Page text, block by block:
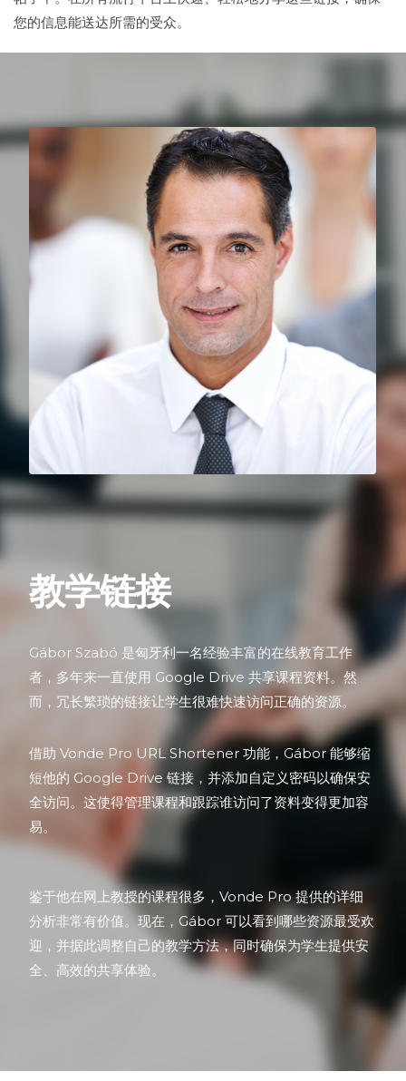
您的信息能送达所需的受众。
教学链接
Gábor Szabó 是匈牙利一名经验丰富的在线教育工作
者，多年来一直使用 Google Drive 共享课程资料。然
而，冗长繁琐的链接让学生很难快速访问正确的资源。
借助 Vonde Pro URL Shortener 功能，Gábor 能够缩
短他的 Google Drive 链接，并添加自定义密码以确保安
全访问。这使得管理课程和跟踪谁访问了资料变得更加容
易。
鉴于他在网上教授的课程很多，Vonde Pro 提供的详细
分析非常有价值。现在，Gábor 可以看到哪些资源最受欢
迎，并据此调整自己的教学方法，同时确保为学生提供安
全、高效的共享体验。